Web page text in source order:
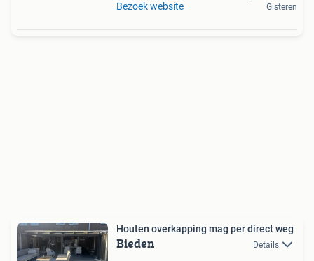
Bezoek website
Gisteren
Houten overkapping mag per direct weg
Bieden Details